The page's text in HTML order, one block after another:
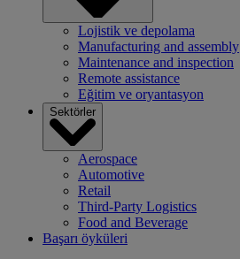
Lojistik ve depolama
Manufacturing and assembly
Maintenance and inspection
Remote assistance
Eğitim ve oryantasyon
Sektörler
Aerospace
Automotive
Retail
Third-Party Logistics
Food and Beverage
Başarı öyküleri